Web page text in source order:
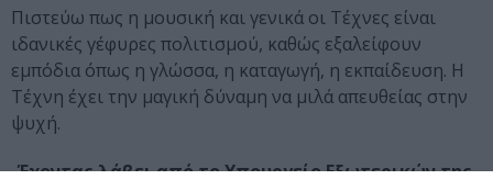
Πιστεύω πως η μουσική και γενικά οι Τέχνες είναι
ιδανικές γέφυρες πολιτισμού, καθώς εξαλείφουν
εμπόδια όπως η γλώσσα, η καταγωγή, η εκπαίδευση. Η
Τέχνη έχει την μαγική δύναμη να μιλά απευθείας στην
ψυχή.
-Έχοντας λάβει από το Υπουργείο Εξωτερικών της